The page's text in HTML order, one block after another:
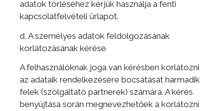
adatok törléséhez kérjük használja a fenti
kapcsolatfelvételi űrlapot.
d, A személyes adatok feldolgozásának
korlátozásának kérése
A felhasználóknak joga van kérésben korlátozni
az adataik rendelkezésére bocsátását harmadik
felek (szolgáltató partnerek) számára. A kérés
benyújtása során megnevezhetőek a korlátozni